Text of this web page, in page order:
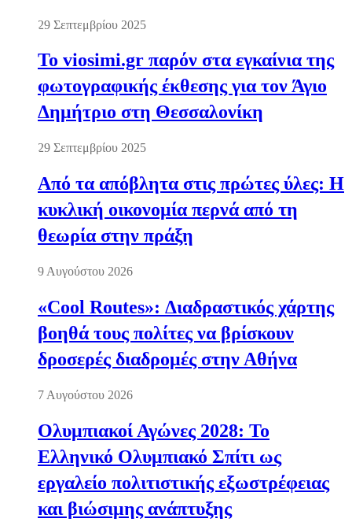
29 Σεπτεμβρίου 2025
Το viosimi.gr παρόν στα εγκαίνια της
φωτογραφικής έκθεσης για τον Άγιο
Δημήτριο στη Θεσσαλονίκη
29 Σεπτεμβρίου 2025
Από τα απόβλητα στις πρώτες ύλες: Η
κυκλική οικονομία περνά από τη
θεωρία στην πράξη
9 Αυγούστου 2026
«Cool Routes»: Διαδραστικός χάρτης
βοηθά τους πολίτες να βρίσκουν
δροσερές διαδρομές στην Αθήνα
7 Αυγούστου 2026
Ολυμπιακοί Αγώνες 2028: Το
Ελληνικό Ολυμπιακό Σπίτι ως
εργαλείο πολιτιστικής εξωστρέφειας
και βιώσιμης ανάπτυξης